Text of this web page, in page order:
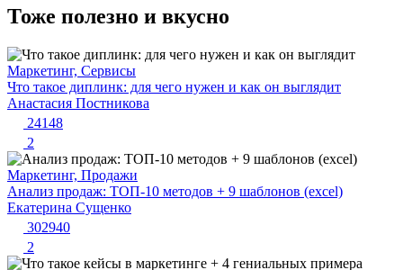
Тоже полезно и вкусно
Маркетинг, Сервисы
Что такое диплинк: для чего нужен и как он выглядит
Анастасия Постникова
24148
2
Маркетинг, Продажи
Анализ продаж: ТОП-10 методов + 9 шаблонов (excel)
Екатерина Сущенко
302940
2